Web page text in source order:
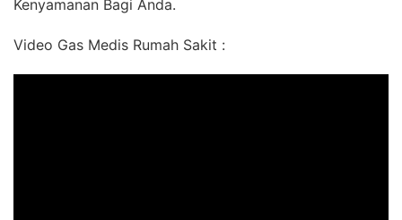
Kenyamanan Bagi Anda.
Video Gas Medis Rumah Sakit :